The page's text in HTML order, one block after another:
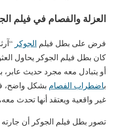
العزلة والفصام في فيلم
فرض على بطل فيلم الجوكر
كان بطل فيلم الجوكر يحاول
أو يتبادل معه مجرد حديث عابر،
باضطراب الفصام بشكل واضح،
غير واقعية ويعتقد أنها تحدث
تصور بطل فيلم الجوكر أن جارته